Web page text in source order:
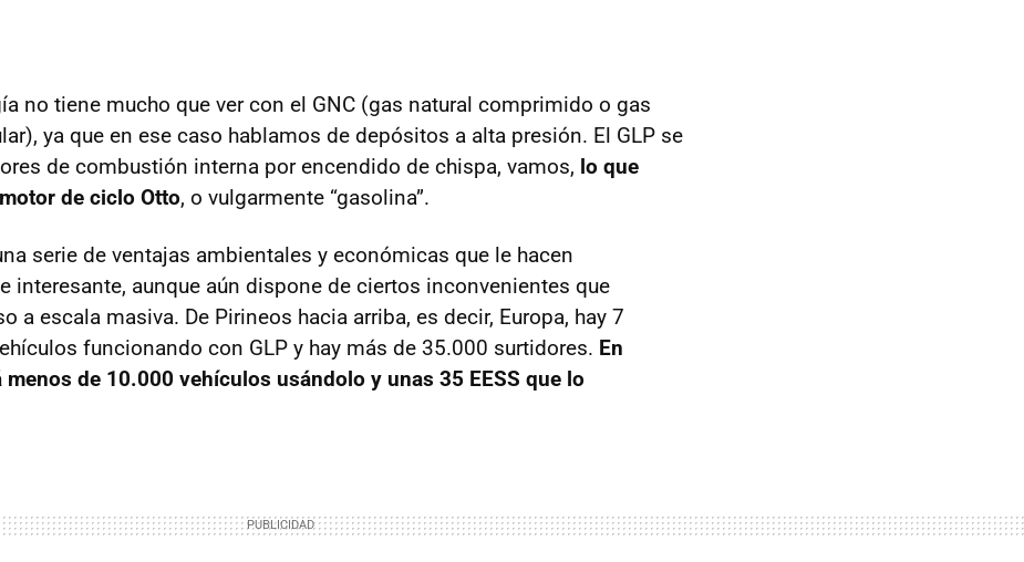
no tiene mucho que ver con el GNC (gas natural comprimido o gas
ya que en ese caso hablamos de depósitos a alta presión. El GLP se
de combustión interna por encendido de chispa, vamos, lo que
de ciclo Otto, o vulgarmente “gasolina”.
serie de ventajas ambientales y económicas que le hacen
interesante, aunque aún dispone de ciertos inconvenientes que
a escala masiva. De Pirineos hacia arriba, es decir, Europa, hay 7
funcionando con GLP y hay más de 35.000 surtidores. En
menos de 10.000 vehículos usándolo y unas 35 EESS que lo